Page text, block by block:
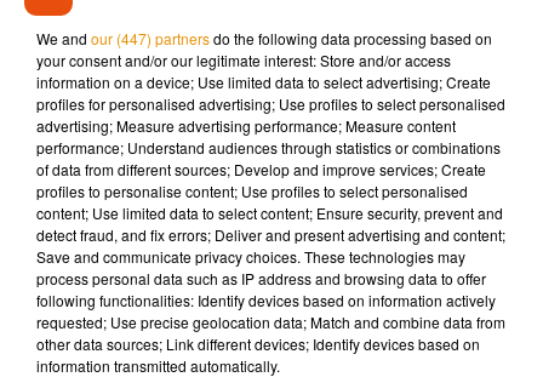
We and our (447) partnersdo the following data processing based on
your consent and/or our legitimate interest: Store and/or access
information on a device; Use limited data to select advertising; Create
profiles for personalised advertising; Use profiles to select personalised
advertising; Measure advertising performance; Measure content
performance; Understand audiences through statistics or combinations
of data from different sources; Develop and improve services; Create
profiles to personalise content; Use profiles to select personalised
content; Use limited data to select content; Ensure security, prevent and
detect fraud, and fix errors; Deliver and present advertising and content;
Save and communicate privacy choices. These technologies may
process personal data such as IP address and browsing data to offer
following functionalities: Identify devices based on information actively
requested; Use precise geolocation data; Match and combine data from
other data sources; Link different devices; Identify devices based on
information transmitted automatically.